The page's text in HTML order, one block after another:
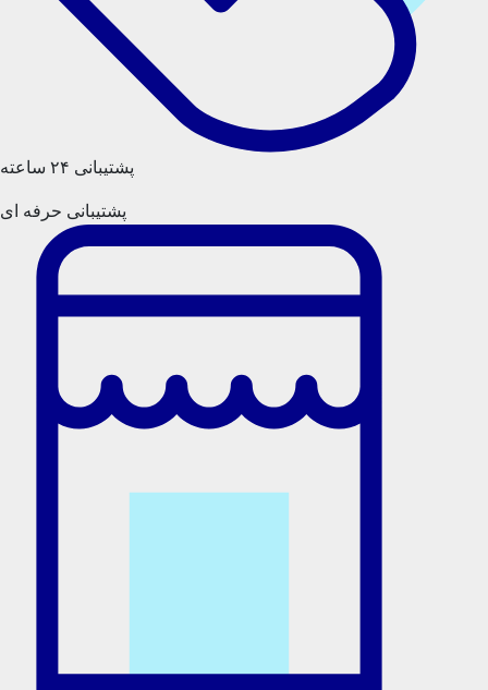
پشتیبانی حرفه ای